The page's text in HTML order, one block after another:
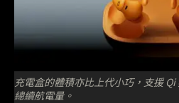
充電盒的體積亦比上代小巧，支援
總續航電量。